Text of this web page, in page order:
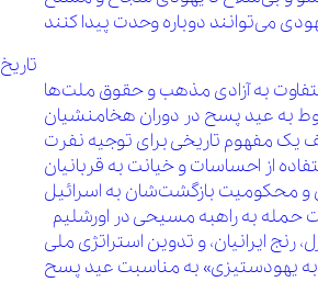
تاریخ
به آزادی مذهب و حقوق ملت‌ها
به عید پسح در دوران هخامنشیان
یک مفهوم تاریخی برای توجیه نفرت
از احساسات و خیانت به قربانیان
و محکومیت بازگشت‌شان به اسرائیل
حمله به راهبه مسیحی در اورشلیم
رنج ایرانیان، و تدوین استراتژی ملی
به یهودستیزی» به مناسبت عید پسح